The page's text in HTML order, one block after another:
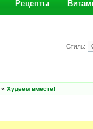
Рецепты
Стиль:
» Худеем вместе!